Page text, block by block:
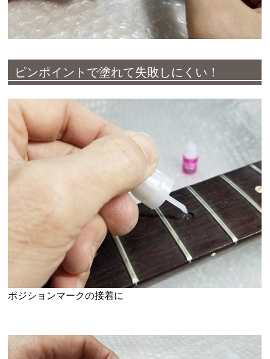
ピンポイントで塗れて失敗しにくい！
ポジションマークの接着に